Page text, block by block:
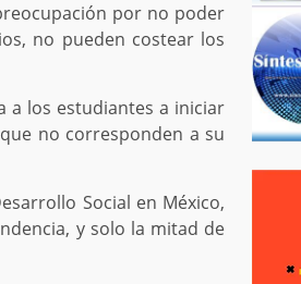
por no poder
no pueden costear los
a los estudiantes a iniciar
no corresponden a su
Social en México,
y solo la mitad de